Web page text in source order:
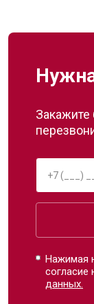
Закажите
Нажимая
согласие
данных.